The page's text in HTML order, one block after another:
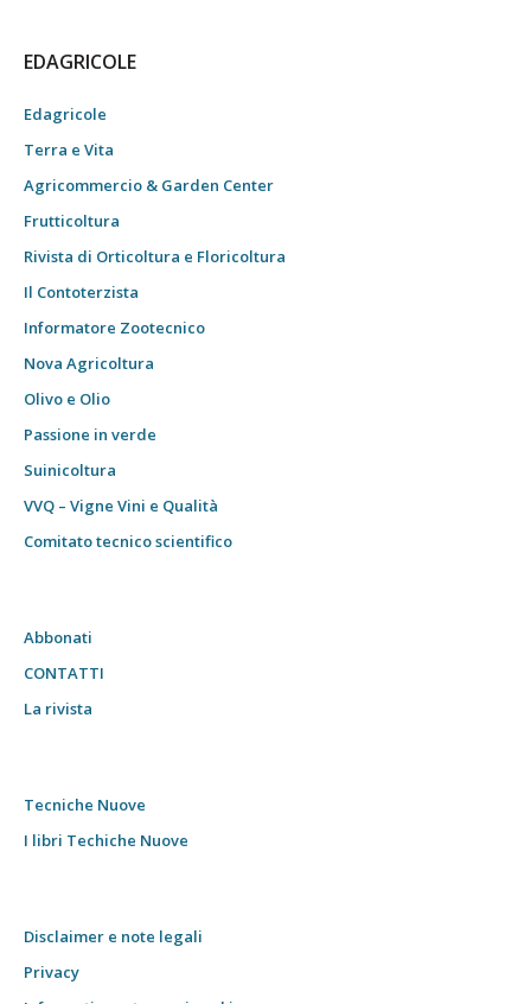
EDAGRICOLE
Edagricole
Terra e Vita
Agricommercio & Garden Center
Frutticoltura
Rivista di Orticoltura e Floricoltura
Il Contoterzista
Informatore Zootecnico
Nova Agricoltura
Olivo e Olio
Passione in verde
Suinicoltura
VVQ – Vigne Vini e Qualità
Comitato tecnico scientifico
Abbonati
CONTATTI
La rivista
Tecniche Nuove
I libri Techiche Nuove
Disclaimer e note legali
Privacy